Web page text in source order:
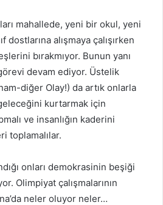
mahallede, yeni bir okul, yeni
dostlarına alışmaya çalışırken
bırakmıyor. Bunun yanı
devam ediyor. Üstelik
diğer Olay!) da artık onlarla
kurtarmak için
ve insanlığın kaderini
toplamalılar.
onları demokrasinin beşiği
Olimpiyat çalışmalarının
neler oluyor neler…